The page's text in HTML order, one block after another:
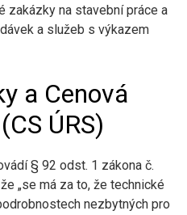
zakázky na stavební práce a
a služeb s výkazem
a Cenová
ÚRS)
§ 92 odst. 1 zákona č.
„se má za to, že technické
nezbytných pro